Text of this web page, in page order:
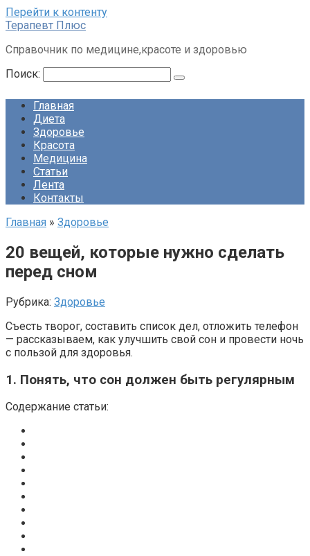
Перейти к контенту
Терапевт Плюс
Справочник по медицине,красоте и здоровью
Поиск:
Главная
Диета
Здоровье
Красота
Медицина
Статьи
Лента
Контакты
Главная » Здоровье
20 вещей, которые нужно сделать
перед сном
Рубрика: Здоровье
Съесть творог, составить список дел, отложить телефон
— рассказываем, как улучшить свой сон и провести ночь
с пользой для здоровья.
1. Понять, что сон должен быть регулярным
Содержание статьи: